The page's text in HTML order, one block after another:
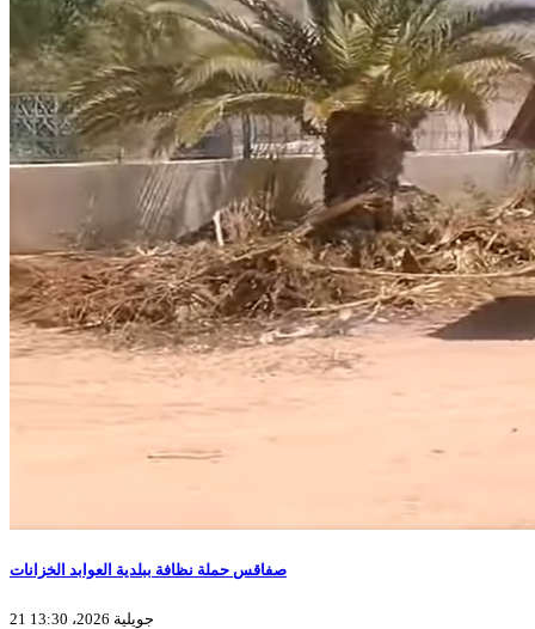
صفاقس حملة نظافة ببلدية العوابد الخزانات
21 جويلية 2026، 13:30